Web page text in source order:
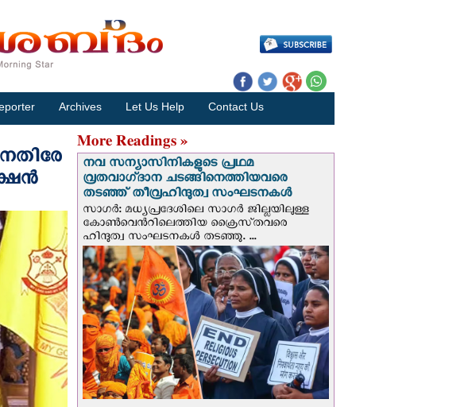
Archives Let Us Help Contact Us
More Readings »
നവ സന്യാസിനികളുടെ പ്രഥമ
വ്രതവാഗ്‌ദാന ചടങ്ങിനെത്തിയവരെ
തടഞ്ഞ് തീവ്രഹിന്ദുത്വ സംഘടനകള്‍
സാഗർ: മധ്യപ്രദേശിലെ സാഗർ ജില്ലയിലുള്ള
കോൺവെന്‍റിലെത്തിയ ക്രൈസ്‌തവരെ
ഹിന്ദുത്വ സംഘടനകൾ തടഞ്ഞു. ...